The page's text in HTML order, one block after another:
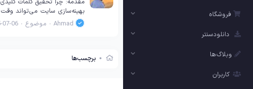
فروشگاه
دانلودسنتر
وبلاگ‌ها
کاربران
بهینه‌سازی سایت می‌تواند
Ahmad
موضوع 07-06
برچسب‌ها